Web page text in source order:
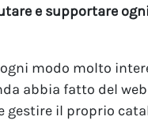
e supportare
modo molto
abbia fatto del web
il proprio